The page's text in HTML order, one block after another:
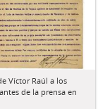
Víctor Raúl a los
de la prensa en